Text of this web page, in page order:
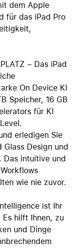
dem Apple
für das iPad Pro
– Das iPad
On Device KI
Speicher, 16 GB
für KI
erledigen Sie
Glass Design und
Das intuitive und
wie nie zuvor.
ist Ihr
hilft Ihnen, zu
und Dinge